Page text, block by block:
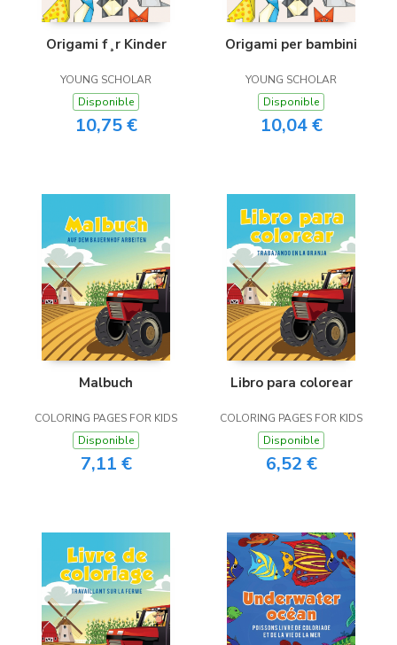
Origami f¸r Kinder
YOUNG SCHOLAR
Disponible
10,75 €
Origami per bambini
YOUNG SCHOLAR
Disponible
10,04 €
Malbuch
COLORING PAGES FOR KIDS
Disponible
7,11 €
Libro para colorear
COLORING PAGES FOR KIDS
Disponible
6,52 €